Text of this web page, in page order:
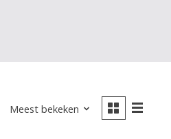
Meest bekeken